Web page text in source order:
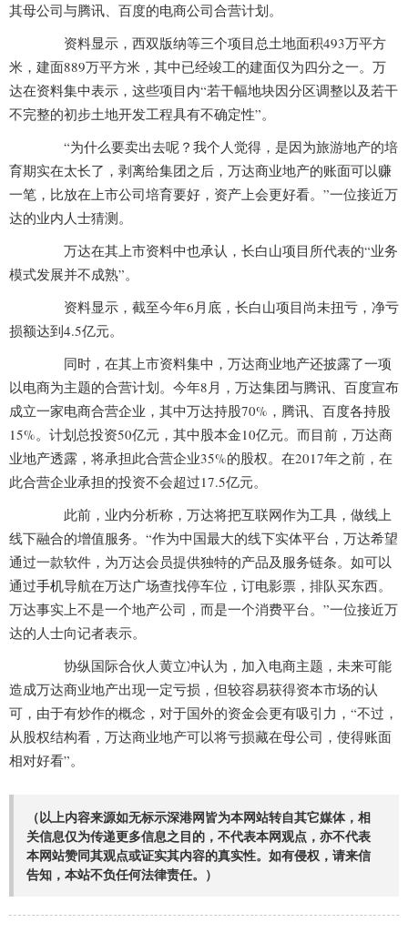
其母公司与腾讯、百度的电商公司合营计划。
资料显示，西双版纳等三个项目总土地面积493万平方
米，建面889万平方米，其中已经竣工的建面仅为四分之一。万
达在资料集中表示，这些项目内“若干幅地块因分区调整以及若干
不完整的初步土地开发工程具有不确定性”。
“为什么要卖出去呢？我个人觉得，是因为旅游地产的培
育期实在太长了，剥离给集团之后，万达商业地产的账面可以赚
一笔，比放在上市公司培育要好，资产上会更好看。”一位接近万
达的业内人士猜测。
万达在其上市资料中也承认，长白山项目所代表的“业务
模式发展并不成熟”。
资料显示，截至今年6月底，长白山项目尚未扭亏，净亏
损额达到4.5亿元。
同时，在其上市资料集中，万达商业地产还披露了一项
以电商为主题的合营计划。今年8月，万达集团与腾讯、百度宣布
成立一家电商合营企业，其中万达持股70%，腾讯、百度各持股
15%。计划总投资50亿元，其中股本金10亿元。而目前，万达商
业地产透露，将承担此合营企业35%的股权。在2017年之前，在
此合营企业承担的投资不会超过17.5亿元。
此前，业内分析称，万达将把互联网作为工具，做线上
线下融合的增值服务。“作为中国最大的线下实体平台，万达希望
通过一款软件，为万达会员提供独特的产品及服务链条。如可以
通过手机导航在万达广场查找停车位，订电影票，排队买东西。
万达事实上不是一个地产公司，而是一个消费平台。”一位接近万
达的人士向记者表示。
协纵国际合伙人黄立冲认为，加入电商主题，未来可能
造成万达商业地产出现一定亏损，但较容易获得资本市场的认
可，由于有炒作的概念，对于国外的资金会更有吸引力，“不过，
从股权结构看，万达商业地产可以将亏损藏在母公司，使得账面
相对好看”。
（以上内容来源如无标示深港网皆为本网站转自其它媒体，相
关信息仅为传递更多信息之目的，不代表本网观点，亦不代表
本网站赞同其观点或证实其内容的真实性。如有侵权，请来信
告知，本站不负任何法律责任。）